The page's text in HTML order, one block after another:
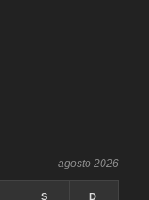
agosto 2026
S D